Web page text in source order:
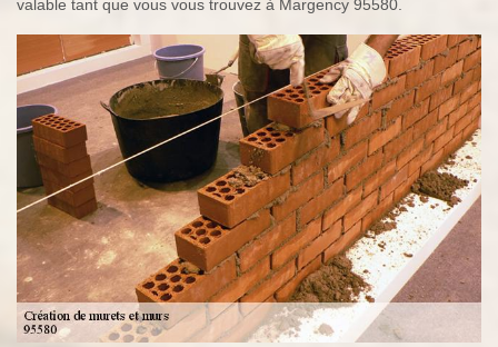
valable tant que vous vous trouvez à Margency 95580.